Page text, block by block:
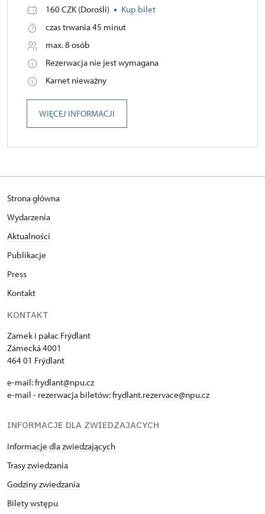
160 CZK (Dorośli)
Kup bilet
czas trwania 45 minut
max. 8 osób
Rezerwacja nie jest wymagana
Karnet nieważny
WIĘCEJ INFORMACJI
Strona główna
Wydarzenia
Aktualności
Publikacje
Press
Kontakt
KONTAKT
Zamek i pałac Frýdlant
Zámecká 4001
464 01 Frýdlant
e-mail:frydlant@npu.cz
e-mail - rezerwacja biletów:frydlant.rezervace@npu.cz
INFORMACJE DLA ZWIEDZAJACYCH
Informacje dla zwiedzających
Trasy zwiedzania
Godziny zwiedzania
Bilety wstępu